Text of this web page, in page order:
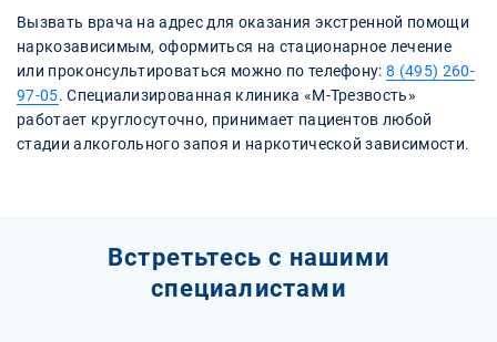
Вызвать врача на адрес для оказания экстренной помощи
наркозависимым, оформиться на стационарное лечение
или проконсультироваться можно по телефону:8 (495) 260-
97-05. Специализированная клиника «М-Трезвость»
работает круглосуточно, принимает пациентов любой
стадии алкогольного запоя и наркотической зависимости.
Встретьтесь с нашими
специалистами